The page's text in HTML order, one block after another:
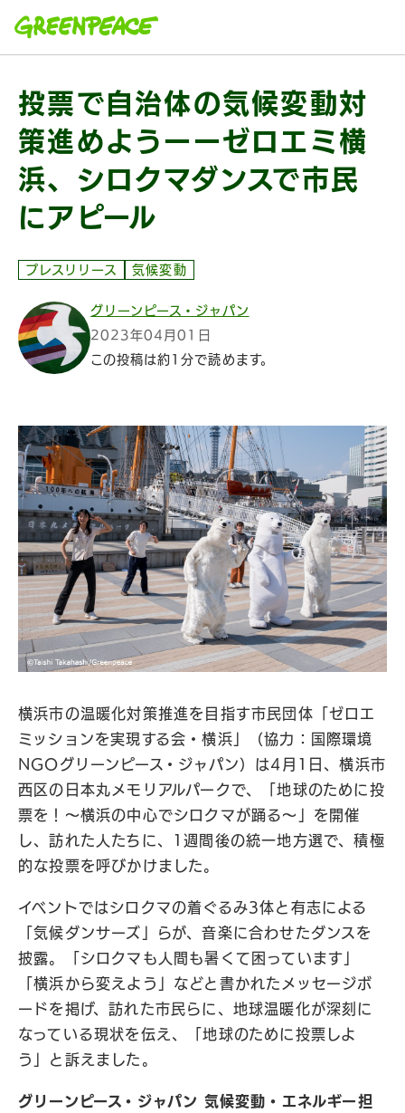
投票で自治体の気候変動対
策進めようーーゼロエミ横
浜、シロクマダンスで市民
にアピール
プレスリリース 気候変動
グリーンピース・ジャパン
2023年04月01日
この投稿は約1分で読めます。
横浜市の温暖化対策推進を目指す市民団体「ゼロエ
ミッションを実現する会・横浜」（協力：国際環境
NGOグリーンピース・ジャパン）は4月1日、横浜市
西区の日本丸メモリアルパークで、「地球のために投
票を！～横浜の中心でシロクマが踊る～」を開催
し、訪れた人たちに、1週間後の統一地方選で、積極
的な投票を呼びかけました。
イベントではシロクマの着ぐるみ3体と有志による
「気候ダンサーズ」らが、音楽に合わせたダンスを
披露。「シロクマも人間も暑くて困っています」
「横浜から変えよう」などと書かれたメッセージボ
ードを掲げ、訪れた市民らに、地球温暖化が深刻に
なっている現状を伝え、「地球のために投票しよ
う」と訴えました。
グリーンピース・ジャパン 気候変動・エネルギー担